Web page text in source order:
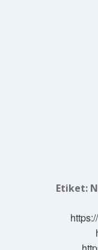
Etiket: